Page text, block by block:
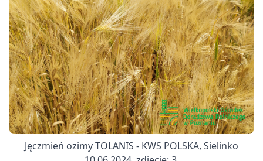
Jęczmień ozimy TOLANIS - KWS POLSKA, Sielinko